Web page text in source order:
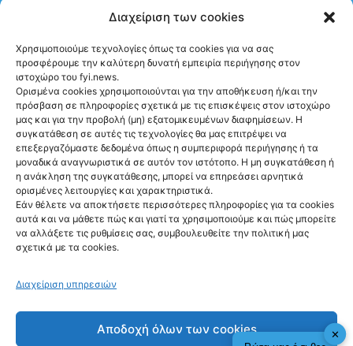
Διαχείριση των cookies
Χρησιμοποιούμε τεχνολογίες όπως τα cookies για να σας
προσφέρουμε την καλύτερη δυνατή εμπειρία περιήγησης στον
ιστοχώρο του fyi.news.
Ορισμένα cookies χρησιμοποιούνται για την αποθήκευση ή/και την
πρόσβαση σε πληροφορίες σχετικά με τις επισκέψεις στον ιστοχώρο
μας και για την προβολή (μη) εξατομικευμένων διαφημίσεων. Η
συγκατάθεση σε αυτές τις τεχνολογίες θα μας επιτρέψει να
επεξεργαζόμαστε δεδομένα όπως η συμπεριφορά περιήγησης ή τα
μοναδικά αναγνωριστικά σε αυτόν τον ιστότοπο. Η μη συγκατάθεση ή
η ανάκληση της συγκατάθεσης, μπορεί να επηρεάσει αρνητικά
ορισμένες λειτουργίες και χαρακτηριστικά.
Εάν θέλετε να αποκτήσετε περισσότερες πληροφορίες για τα cookies
αυτά και να μάθετε πώς και γιατί τα χρησιμοποιούμε και πώς μπορείτε
να αλλάξετε τις ρυθμίσεις σας, συμβουλευθείτε την πολιτική μας
σχετικά με τα cookies.
Διαχείριση υπηρεσιών
Αποδοχή όλων των cookies
παραπληροφόρηση – η
Προσφυγικών
Ακολούθησέ μας
✕